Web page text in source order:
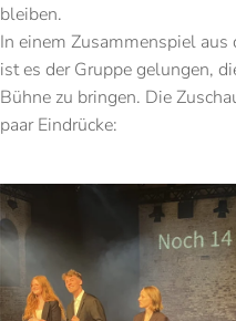
bleiben.
In einem Zusammenspiel
ist es der Gruppe gelungen,
Bühne zu bringen. Die
paar Eindrücke: